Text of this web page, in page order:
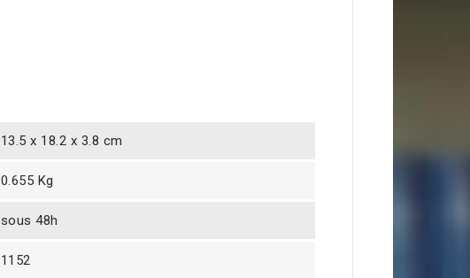
13.5 x 18.2 x 3.8 cm
0.655 Kg
sous 48h
1152